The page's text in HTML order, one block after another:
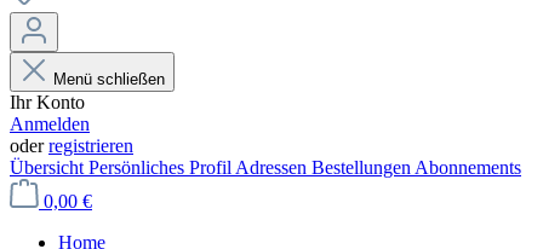
Menü schließen
Ihr Konto
Anmelden
oderregistrieren
Übersicht Persönliches Profil Adressen Bestellungen Abonnements
0,00 €
Home